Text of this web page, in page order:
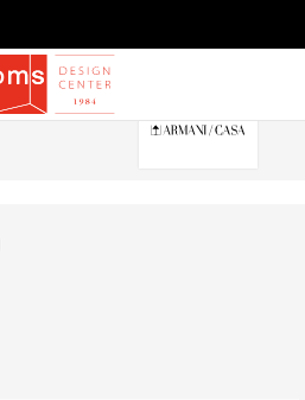
›TOMMY Sehpa